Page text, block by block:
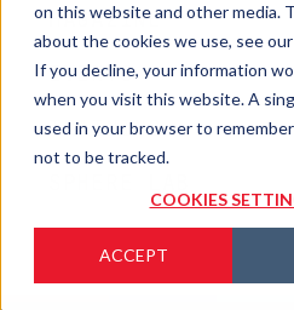
on this website and other media.
about the cookies we use, see our
If you decline, your information
when you visit this website. A
used in your browser to
not to be tracked.
COOKIES
ACCEPT
MAGAZINE
EVENTS
TRAINING